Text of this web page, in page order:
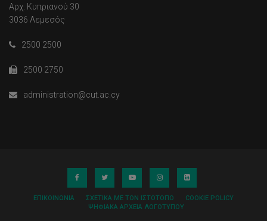
Αρχ. Κυπριανού 30
3036 Λεμεσός
2500 2500
2500 2750
administration@cut.ac.cy
ΕΠΙΚΟΙΝΩΝΊΑ ΣΧΕΤΙΚΆ ΜΕ ΤΟΝ ΙΣΤΌΤΟΠΟ
COOKIE POLICY
ΨΗΦΙΑΚΆ ΑΡΧΕΊΑ ΛΟΓΌΤΥΠΟΥ